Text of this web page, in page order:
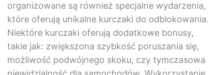
organizowane są również specjalne wydarzenia,
które oferują unikalne kurczaki do odblokowania.
Niektóre kurczaki oferują dodatkowe bonusy,
takie jak: zwiększona szybkość poruszania się,
możliwość podwójnego skoku, czy tymczasowa